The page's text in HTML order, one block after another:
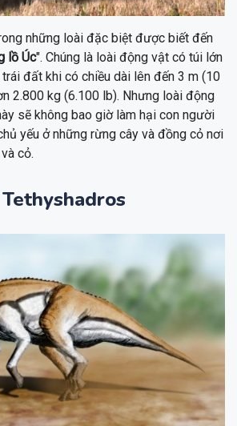
những loài đặc biệt được biết đến
lồ Úc". Chúng là loài động vật có túi lớn
đất khi có chiều dài lên đến 3 m (10
2.800 kg (6.100 lb). Nhưng loài động
sẽ không bao giờ làm hại con người
yếu ở những rừng cây và đồng cỏ nơi
cỏ.